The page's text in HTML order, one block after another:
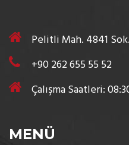
Pelitli Mah. 4841
+90 262 655 55 52
Çalışma Saatleri:
MENÜ